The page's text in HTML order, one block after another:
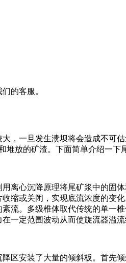
的客服。
一旦发生溃坝将会造成不可
放的矿渣。下面简单介绍一下
离心沉降原理将尾矿浆中的固
缩或关闭，实现底流浓度的变
流。多级椎体取代传统的单一
一定范围波动从而使旋流器溢流
区安装了大量的倾斜板。首先